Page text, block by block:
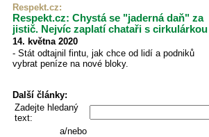
Respekt.cz:
Respekt.cz: Chystá se "jaderná daň" za
jistič. Nejvíc zaplatí chataři s cirkulárkou
14. května 2020
- Stát odtajnil fintu, jak chce od lidí a podniků
vybrat peníze na nové bloky.
Další články:
Zadejte hledaný
text:
a/nebo